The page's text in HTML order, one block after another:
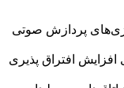
پردازش صوتی
افزایش افتراق پذیری